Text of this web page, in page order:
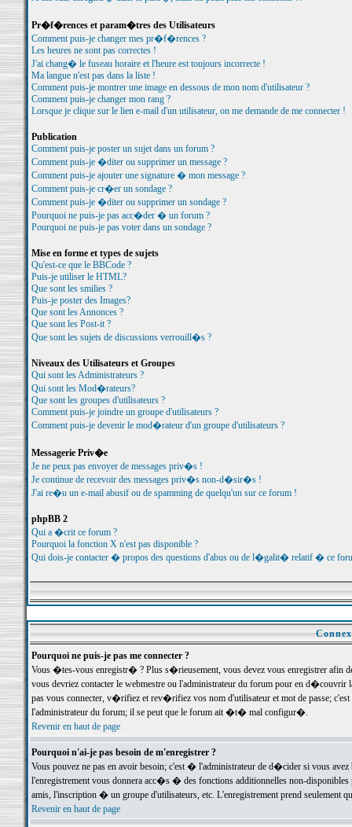
Pr�f�rences et param�tres des Utilisateurs
Comment puis-je changer mes pr�f�rences ?
Les heures ne sont pas correctes !
J'ai chang� le fuseau horaire et l'heure est toujours incorrecte !
Ma langue n'est pas dans la liste !
Comment puis-je montrer une image en dessous de mon nom d'utilisateur ?
Comment puis-je changer mon rang ?
Lorsque je clique sur le lien e-mail d'un utilisateur, on me demande de me connecter !
Publication
Comment puis-je poster un sujet dans un forum ?
Comment puis-je �diter ou supprimer un message ?
Comment puis-je ajouter une signature � mon message ?
Comment puis-je cr�er un sondage ?
Comment puis-je �diter ou supprimer un sondage ?
Pourquoi ne puis-je pas acc�der � un forum ?
Pourquoi ne puis-je pas voter dans un sondage ?
Mise en forme et types de sujets
Qu'est-ce que le BBCode ?
Puis-je utiliser le HTML?
Que sont les smilies ?
Puis-je poster des Images?
Que sont les Annonces ?
Que sont les Post-it ?
Que sont les sujets de discussions verrouill�s ?
Niveaux des Utilisateurs et Groupes
Qui sont les Administrateurs ?
Qui sont les Mod�rateurs?
Que sont les groupes d'utilisateurs ?
Comment puis-je joindre un groupe d'utilisateurs ?
Comment puis-je devenir le mod�rateur d'un groupe d'utilisateurs ?
Messagerie Priv�e
Je ne peux pas envoyer de messages priv�s !
Je continue de recevoir des messages priv�s non-d�sir�s !
J'ai re�u un e-mail abusif ou de spamming de quelqu'un sur ce forum !
phpBB 2
Qui a �crit ce forum ?
Pourquoi la fonction X n'est pas disponible ?
Qui dois-je contacter � propos des questions d'abus ou de l�galit� relatif � ce
Pourquoi ne puis-je pas me connecter ?
Vous �tes-vous enregistr� ? Plus s�rieusement, vous devez vous enregistrer
vous devriez contacter le webmestre ou l'administrateur du forum pour en
pas vous connecter, v�rifiez et rev�rifiez vos nom d'utilisateur et mot de passe;
l'administrateur du forum; il se peut que le forum ait �t� mal configur�.
Revenir en haut de page
Pourquoi n'ai-je pas besoin de m'enregistrer ?
Vous pouvez ne pas en avoir besoin; c'est � l'administrateur de d�cider si vous
l'enregistrement vous donnera acc�s � des fonctions additionnelles non-
amis, l'inscription � un groupe d'utilisateurs, etc. L'enregistrement prend seulement
Revenir en haut de page